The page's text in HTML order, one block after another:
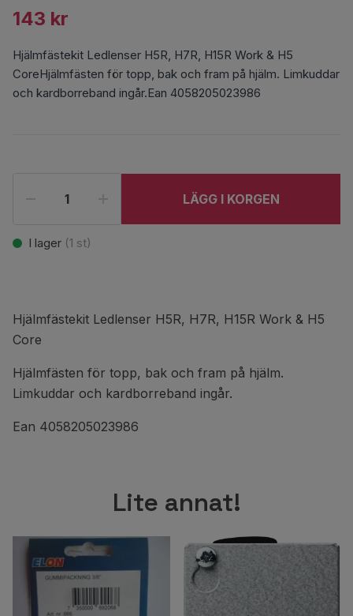
143 kr
Hjälmfästekit Ledlenser H5R, H7R, H15R Work & H5
CoreHjälmfästen för topp, bak och fram på hjälm. Limkuddar
och kardborreband ingår.Ean 4058205023986
LÄGG I KORGEN
I lager (1 st)
Hjälmfästekit Ledlenser H5R, H7R, H15R Work & H5
Core
Hjälmfästen för topp, bak och fram på hjälm.
Limkuddar och kardborreband ingår.
Ean 4058205023986
Lite annat!